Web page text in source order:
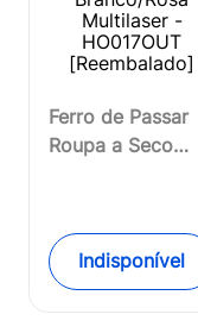
Ferro de Passar
Roupa a Seco
Seletor de
Temperatura e
Luz Piloto Led
Indisponível